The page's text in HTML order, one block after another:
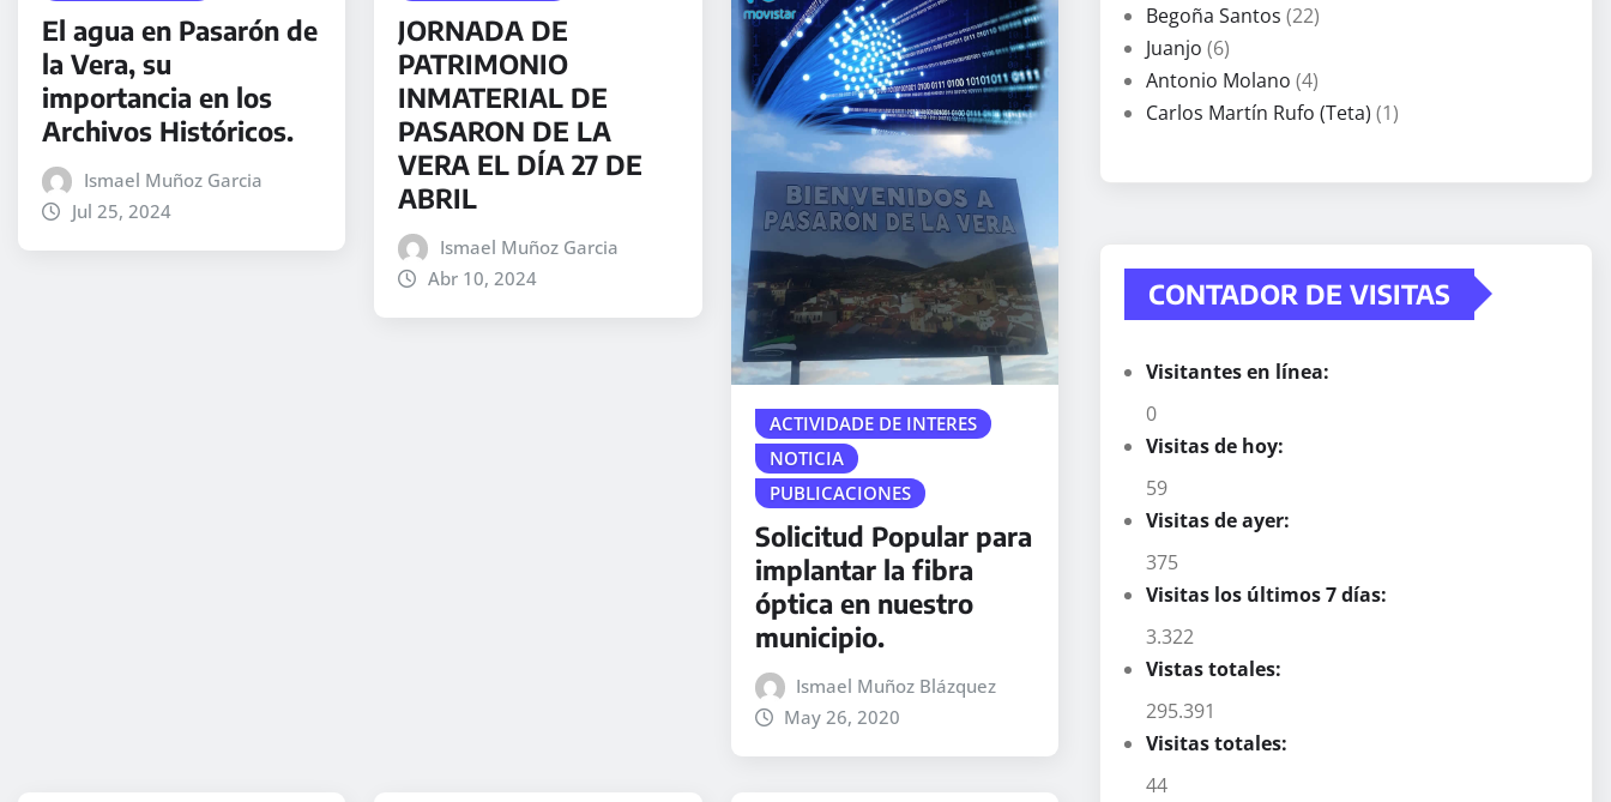
El agua en Pasarón de
la Vera, su
importancia en los
Archivos Históricos.
Ismael Muñoz Garcia
Jul 25, 2024
JORNADA DE
PATRIMONIO
INMATERIAL DE
PASARON DE LA
VERA EL DÍA 27 DE
ABRIL
Ismael Muñoz Garcia
Abr 10, 2024
ACTIVIDADE DE INTERES
NOTICIA
PUBLICACIONES
Solicitud Popular para
implantar la fibra
óptica en nuestro
municipio.
Ismael Muñoz Blázquez
May 26, 2020
Begoña Santos (22)
Juanjo (6)
Antonio Molano (4)
Carlos Martín Rufo (Teta) (1)
CONTADOR DE VISITAS
Visitantes en línea:
0
Visitas de hoy:
59
Visitas de ayer:
375
Visitas los últimos 7 días:
3.322
Vistas totales:
295.391
Visitas totales:
44